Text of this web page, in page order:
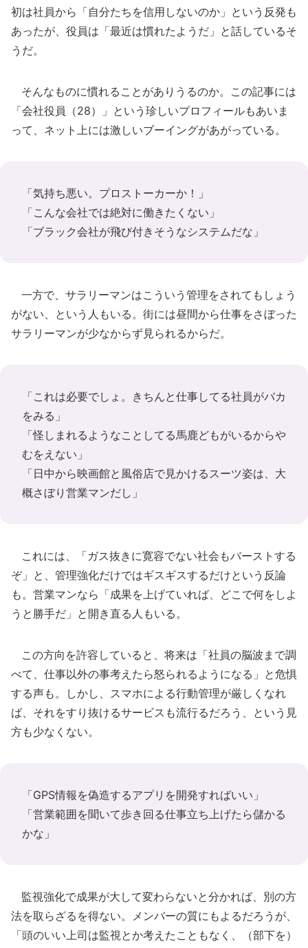
初は社員から「自分たちを信用しないのか」という反発も
あったが、役員は「最近は慣れたようだ」と話しているそ
うだ。
そんなものに慣れることがありうるのか。この記事には
「会社役員（28）」という珍しいプロフィールもあいま
って、ネット上には激しいブーイングがあがっている。
「気持ち悪い。プロストーカーか！」
「こんな会社では絶対に働きたくない」
「ブラック会社が飛び付きそうなシステムだな」
一方で、サラリーマンはこういう管理をされてもしょう
がない、という人もいる。街には昼間から仕事をさぼった
サラリーマンが少なからず見られるからだ。
「これは必要でしょ。きちんと仕事してる社員がバカ
をみる」
「怪しまれるようなことしてる馬鹿どもがいるからや
むをえない」
「日中から映画館と風俗店で見かけるスーツ姿は、大
概さぼり営業マンだし」
これには、「ガス抜きに寛容でない社会もバーストする
ぞ」と、管理強化だけではギスギスするだけという反論
も。営業マンなら「成果を上げていれば、どこで何をしよ
うと勝手だ」と開き直る人もいる。
この方向を許容していると、将来は「社員の脳波まで調
べて、仕事以外の事考えたら怒られるようになる」と危惧
する声も。しかし、スマホによる行動管理が厳しくなれ
ば、それをすり抜けるサービスも流行るだろう、という見
方も少なくない。
「GPS情報を偽造するアプリを開発すればいい」
「営業範囲を聞いて歩き回る仕事立ち上げたら儲かる
かな」
監視強化で成果が大して変わらないと分かれば、別の方
法を取らざるを得ない。メンバーの質にもよるだろうが、
「頭のいい上司は監視とか考えたこともなく、（部下を）